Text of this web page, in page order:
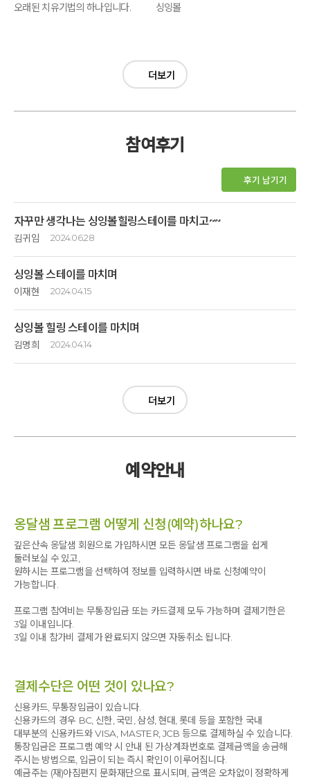
오래된 치유기법의 하나입니다.
싱잉볼
더보기
참여후기
후기 남기기
자꾸만 생각나는 싱잉볼힐링스테이를 마치고~~
김귀임 2024.06.28
참여했습니다.
그날따라 많은 비가 내렸지만 마음은 옹달샘을 생각하니
명상을 접한후 소리와 울림이 고유의 하모니를 만들어
몸과 마음을 편안하게 다시 삶에 활기를 얻고
숲길을 산책하는 도중 우연히 고도원님과 마주쳐 인증샷을
일상으로 돌아왔지만 순간순간 떠오르는 숲속길,
스파, 밥상을 잊지 못하고 다시 생각나면 가겠습니다.
친절하신 아침지기님들 수고에 감사합니다.
싱잉볼 스테이를 마치며
이재현 2024.04.15
그 신비로움에 매료되어 남편과 함께 참석했습니다
이번 싱잉볼 스테이는 싱잉볼을 사용해서 몸을 이완해주고 명상에 접근할
수 있는 길을 알려준 클래스였습니다
아울러 마스터님들이 진행해주신 참으로 귀한 힐링의 시간도 있었습니다
온전히 다른 세상에 있게 해주신 마스터님과 아침지기님들 그리고
추신 : 내주신 숙제 열심히 해보려합니다
싱잉볼 힐링 스테이를 마치며
김명희 2024.04.14
2014년도에 아들을 링컨캠프에 보냈었는데..그 이후로 왜 나에게는 그런
마음은 늘 가고 싶다고 외치면서 몸은 현실에 묶여 있었나 봅니다.
싱잉볼 체험은 저에게 '소리도 공간이 될 수 있구나!' 를 느끼게 해
이어지는 느낌이 따스한 봄햇살 같았습니다. 메마르지 않는 촉촉한 마음
더보기
예약안내
옹달샘 프로그램 어떻게 신청(예약)하나요?
깊은산속 옹달샘 회원으로 가입하시면 모든 옹달샘 프로그램을 쉽게
둘러보실 수 있고,
원하시는 프로그램을 선택하여 정보를 입력하시면 바로 신청예약이
가능합니다.
프로그램 참여비는 무통장입금 또는 카드결제 모두 가능하며 결제기한은
3일 이내입니다.
3일 이내 참가비 결제가 완료되지 않으면 자동취소 됩니다.
결제수단은 어떤 것이 있나요?
신용카드, 무통장입금이 있습니다.
신용카드의 경우 BC, 신한, 국민, 삼성, 현대, 롯데 등을 포함한 국내
대부분의 신용카드와 VISA, MASTER, JCB 등으로 결제하실 수 있습니다.
통장입금은 프로그램 예약 시 안내 된 가상계좌번호로 결제금액을 송금해
주시는 방법으로, 입금이 되는 즉시 확인이 이루어집니다.
예금주는 (재)아침편지 문화재단으로 표시되며, 금액은 오차없이 정확하게